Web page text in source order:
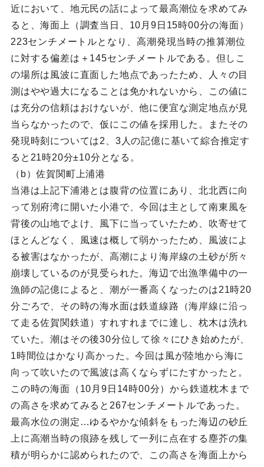
近において、地元民の話によって最高潮位を求めてみ
ると、海面上（調査当日、10月9日15時00分の海面）
223センチメートルとなり、高潮発現当時の推算潮位
に対する偏差は＋145センチメートルである。但しこ
の場所は風波に直面した地点であったため、人々の目
測はやや過大になることは免かれないから、この値に
は充分の信頼はおけないが、他に便宜な測定地点が見
当らなかったので、仮にこの値を採用した。またその
発現時刻については2、3人の記億に基いて綜合推定す
ると21時20分±10分となる。
（b）佐賀関町上浦港
当港は上記下浦港とは腹背の位置にあり、北北西に向
って別府湾に開いた小港で、今回は主として南東風を
背後の山地でよけ、風下に当っていたため、吹寄せて
ほとんどなく、風速は概して弱かったため、風波によ
る被害はなかったが、高潮により海岸線の土砂が所々
崩壊しているのが見受られた。海辺で出漁準備中の一
漁師の記億によると、潮が一番高くなったのは21時20
分ごろで、その時の海水面は鉄道線路（海岸線に沿っ
て走る佐賀関鉄道）すれすれまでに達し、枕木は洗れ
ていた。潮はその後30分位して徐々にひき始めたが、
1時間位はかなり高かった。今回は風が陸地から海に
向って吹いたので風波は高くならずにたすかったと。
この時の海面（10月9日14時00分）から鉄道枕木まで
の高さを求めてみると267センチメートルであった。
最高水位の測定…ゆるやかな傾斜をもった海辺の砂丘
上に高潮当時の痕跡を残して一列に点在する塵芥の集
積が明らかに認められたので、この高さを海面上から